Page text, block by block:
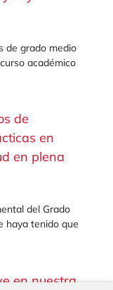
de grado medio
académico
de
en
en plena
del Grado
haya tenido que
en nuestra